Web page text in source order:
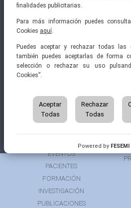
Pintor Ribera, 3
28016 Madrid
91 519 70 80
91 519 70 81
ÁREA DE SOCIO
GRUPOS DE TRABAJO
EVENTOS
PACIENTES
FORMACIÓN
INVESTIGACIÓN
PUBLICACIONES
finalidades publicitarias.
Para más información puedes
Cookies aquí
Puedes aceptar y rechazar todas las
también puedes aceptarlas de forma
selección o rechazar su uso
Cookies”.
Aceptar
Todas
Rechazar
Todas
Powered by FESEMI